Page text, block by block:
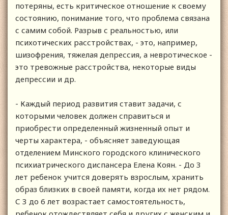
потеряны, есть критическое отношение к своему
состоянию, понимание того, что проблема связана
с самим собой. Разрыв с реальностью, или
психотических расстройствах, - это, например,
шизофрения, тяжелая депрессия, а невротическое -
это тревожные расстройства, некоторые виды
депрессии и др.
- Каждый период развития ставит задачи, с
которыми человек должен справиться и
приобрести определенный жизненный опыт и
черты характера, - объясняет заведующая
отделением Минского городского клинического
психиатрического диспансера Елена Коян. - До 3
лет ребенок учится доверять взрослым, хранить
образ близких в своей памяти, когда их нет рядом.
С 3 до 6 лет возрастает самостоятельность,